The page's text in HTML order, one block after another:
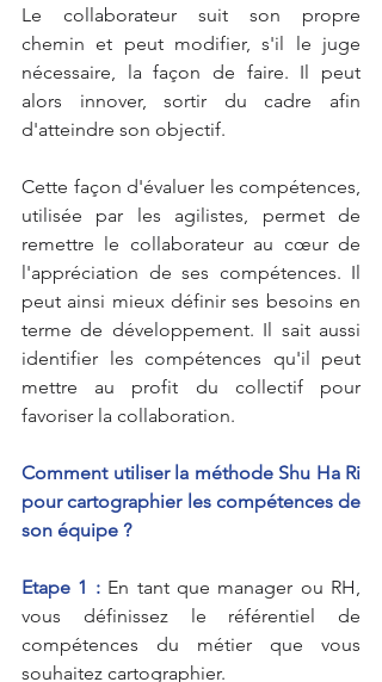
Le collaborateur suit son propre
chemin et peut modifier, s'il le juge
nécessaire, la façon de faire. Il peut
alors innover, sortir du cadre afin
d'atteindre son objectif.
Cette façon d'évaluer les compétences,
utilisée par les agilistes, permet de
remettre le collaborateur au cœur de
l'appréciation de ses compétences. Il
peut ainsi mieux définir ses besoins en
terme de développement. Il sait aussi
identifier les compétences qu'il peut
mettre au profit du collectif pour
favoriser la collaboration.
Comment utiliser la méthode Shu Ha Ri
pour cartographier les compétences de
son équipe ?
Etape 1 : En tant que manager ou RH,
vous définissez le référentiel de
compétences du métier que vous
souhaitez cartographier.